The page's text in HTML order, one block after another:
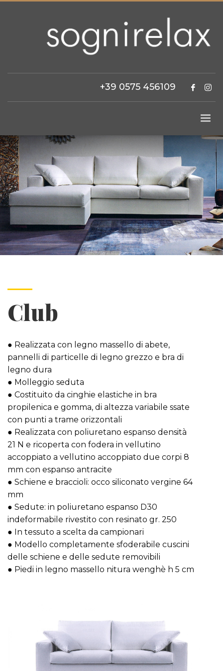
+39 0575 456109
Club
● Realizzata con legno massello di abete,
pannelli di particelle di legno grezzo e bra di
legno dura
● Molleggio seduta
● Costituito da cinghie elastiche in bra
propilenica e gomma, di altezza variabile ssate
con punti a trame orizzontali
● Realizzata con poliuretano espanso densità
21 N e ricoperta con fodera in vellutino
accoppiato a vellutino accoppiato due corpi 8
mm con espanso antracite
● Schiene e braccioli: occo siliconato vergine 64
mm
● Sedute: in poliuretano espanso D30
indeformabile rivestito con resinato gr. 250
● In tessuto a scelta da campionari
● Modello completamente sfoderabile cuscini
delle schiene e delle sedute removibili
● Piedi in legno massello nitura wenghè h 5 cm